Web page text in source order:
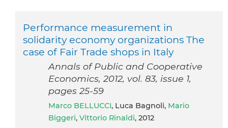
Performance measurement in
solidarity economy organizations The
case of Fair Trade shops in Italy
Annals of Public and Cooperative
Economics, 2012, vol. 83, issue 1,
pages 25-59
Marco BELLUCCI, Luca Bagnoli, Mario
Biggeri, Vittorio Rinaldi, 2012